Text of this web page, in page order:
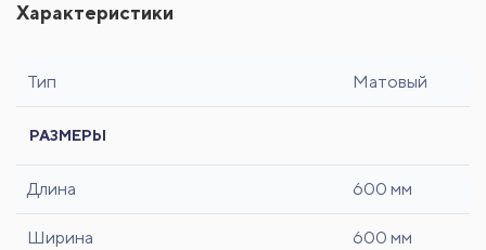
Характеристики
Тип Матовый
РАЗМЕРЫ
Длина 600 мм
Ширина 600 мм